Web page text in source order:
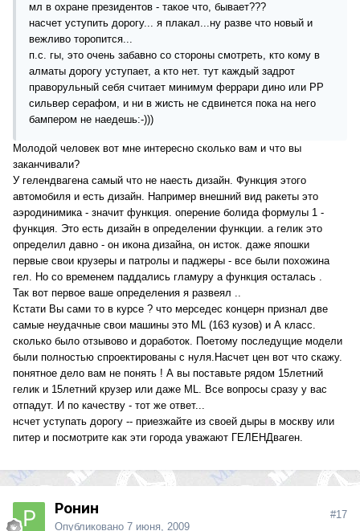
мл в охране президентов - такое что, бывает???
насчет уступить дорогу... я плакал...ну разве что новый и
вежливо торопится...
п.с. гы, это очень забавно со стороны смотреть, кто кому в
алматы дорогу уступает, а кто нет. тут каждый задрот
праворульный себя считает минимум феррари дино или РР
сильвер серафом, и ни в жисть не сдвинется пока на него
бампером не наедешь:-)))
Молодой человек вот мне интересно сколько вам и что вы
заканчивали?
У гелендвагена самый что не наесть дизайн. Функция этого
автомобиля и есть дизайн. Например внешний вид ракеты это
аэродинимика - значит функция. оперение болида формулы 1 -
функция. Это есть дизайн в определении функции. а гелик это
определил давно - он икона дизайна, он исток. даже япошки
первые свои крузеры и патролы и паджеры - все были похожина
гел. Но со временем паддались гламуру а функция осталась .
Так вот первое ваше определения я развеял ..
Кстати Вы сами то в курсе ? что мерседес концерн признал две
самые неудачные свои машины это ML (163 кузов) и А класс.
сколько было отзывово и доработок. Поетому последущие модели
были полностью спроектированы с нуля.Насчет цен вот что скажу.
понятное дело вам не понять ! А вы поставьте рядом 15летний
гелик и 15летний крузер или даже ML. Все вопросы сразу у вас
отпадут. И по качеству - тот же ответ...
нсчет уступать дорогу -- приезжайте из своей дыры в москву или
питер и посмотрите как эти города уважают ГЕЛЕНДваген.
Ронин
Опубликовано 7 июня, 2009
#17